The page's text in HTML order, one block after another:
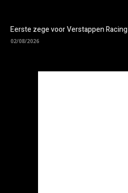
Eerste zege voor Verstappen Racing
02/08/2026